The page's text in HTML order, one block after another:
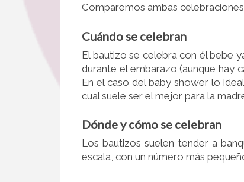
Comparemos ambas
Cuándo se celebran
El bautizo se celebra con él bebe
durante el embarazo (aunque hay
En el caso del baby shower lo
cual suele ser el mejor para la
Dónde y cómo se celebran
Los bautizos suelen tender a
escala, con un número más